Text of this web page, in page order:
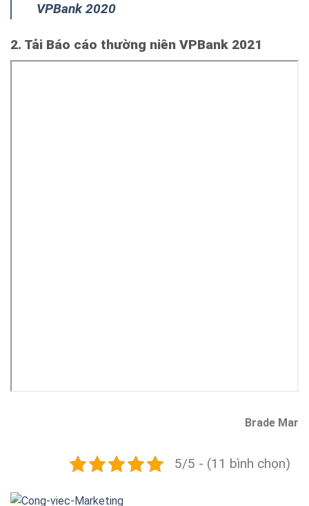
VPBank 2020
2. Tải Báo cáo thường niên VPBank 2021
Brade Mar
5/5 - (11 bình chọn)